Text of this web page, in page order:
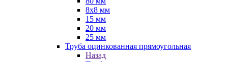
8х8 мм
15 мм
20 мм
25 мм
Труба оцинкованная прямоугольная
Назад